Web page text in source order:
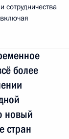
сотрудничества
более
новый
стран